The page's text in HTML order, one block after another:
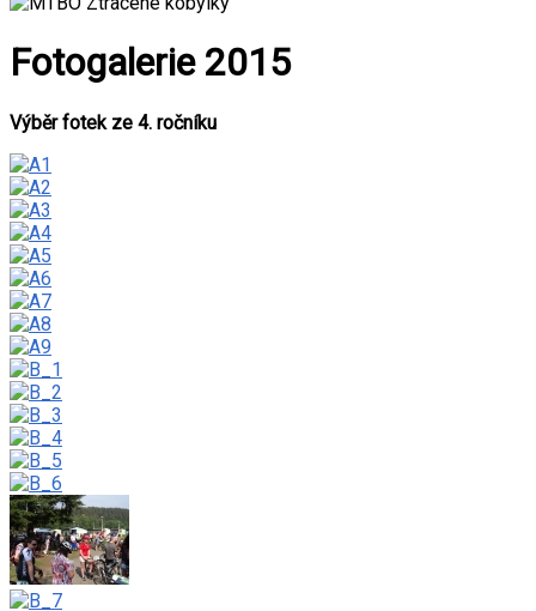
Fotogalerie 2015
Výběr fotek ze 4. ročníku